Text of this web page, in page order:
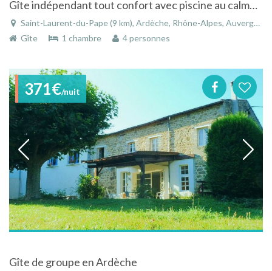
Gîte indépendant tout confort avec piscine au calme à Saint-Laurent-du-Pape en Ardèche
Saint-Laurent-du-Pape (9 km), Ardèche, Rhône-Alpes, Auvergne-Rhône-Alpes, France
Gîte
1 chambre 4 personnes
371€/nuit
Gîte de groupe en Ardèche